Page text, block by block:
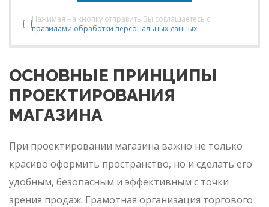
Нажимая на кнопку отправить Вы соглашаетесь с
правилами обработки персональных данных
ОСНОВНЫЕ ПРИНЦИПЫ
ПРОЕКТИРОВАНИЯ
МАГАЗИНА
При проектировании магазина важно не только
красиво оформить пространство, но и сделать его
удобным, безопасным и эффективным с точки
зрения продаж. Грамотная организация торгового